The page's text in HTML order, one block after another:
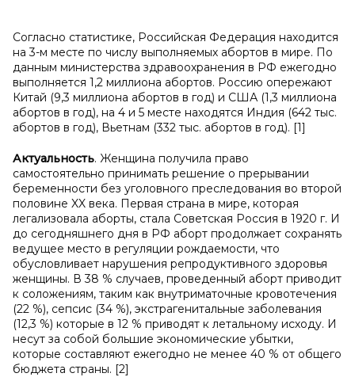
Согласно статистике, Российская Федерация находится
на 3-м месте по числу выполняемых абортов в мире. По
данным министерства здравоохранения в РФ ежегодно
выполняется 1,2 миллиона абортов. Россию опережают
Китай (9,3 миллиона абортов в год) и США (1,3 миллиона
абортов в год), на 4 и 5 месте находятся Индия (642 тыс.
абортов в год), Вьетнам (332 тыс. абортов в год). [1]
Актуальность. Женщина получила право
самостоятельно принимать решение о прерывании
беременности без уголовного преследования во второй
половине XX века. Первая страна в мире, которая
легализовала аборты, стала Советская Россия в 1920 г. И
до сегодняшнего дня в РФ аборт продолжает сохранять
ведущее место в регуляции рождаемости, что
обусловливает нарушения репродуктивного здоровья
женщины. В 38 % случаев, проведенный аборт приводит
к соложениям, таким как внутриматочные кровотечения
(22 %), сепсис (34 %), экстрагенитальные заболевания
(12,3 %) которые в 12 % приводят к летальному исходу. И
несут за собой большие экономические убытки,
которые составляют ежегодно не менее 40 % от общего
бюджета страны. [2]